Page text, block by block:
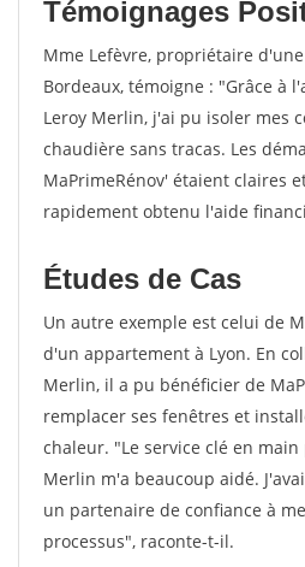
Témoignages
Mme Lefèvre, propriétaire
Bordeaux, témoigne : "Grâce à
Leroy Merlin, j'ai pu isoler mes
chaudière sans tracas. Les
MaPrimeRénov' étaient claires
rapidement obtenu l'aide
Études de Cas
Un autre exemple est celui de
d'un appartement à Lyon. En
Merlin, il a pu bénéficier de
remplacer ses fenêtres et
chaleur. "Le service clé en
Merlin m'a beaucoup aidé.
un partenaire de confiance à
processus", raconte-t-il.